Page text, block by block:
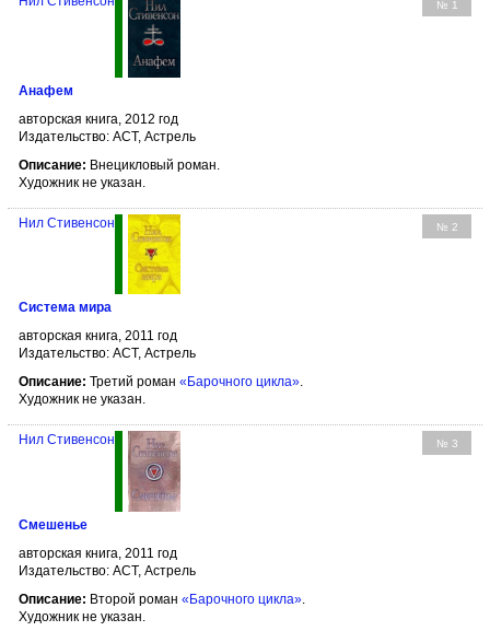
№ 1
Анафем
авторская книга, 2012 год
Издательство: АСТ, Астрель
Описание: Внецикловый роман.
Художник не указан.
№ 2
Нил Стивенсон
Система мира
авторская книга, 2011 год
Издательство: АСТ, Астрель
Описание: Третий роман «Барочного цикла».
Художник не указан.
№ 3
Нил Стивенсон
Смешенье
авторская книга, 2011 год
Издательство: АСТ, Астрель
Описание: Второй роман «Барочного цикла»
Художник не указан.